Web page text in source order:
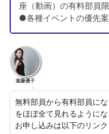
座（動画）の有料部員
●各種イベントの優先
遠藤優子
無料部員から有料部員に
をほぼ全て見れるように
お申し込みは以下のリンク